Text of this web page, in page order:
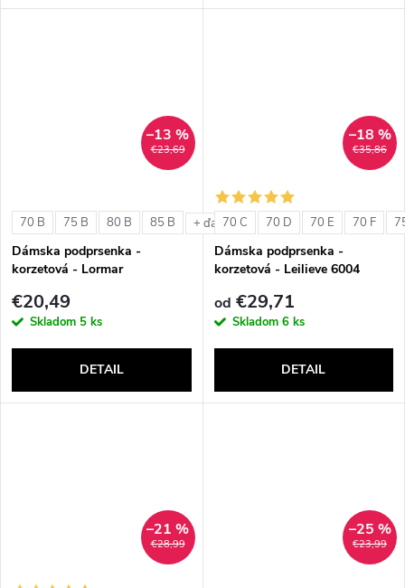
€23,69
–13 %
70 B 75 B 80 B 85 B + ďalšie
Dámska podprsenka -
korzetová - Lormar
€20,49
Skladom 5 ks
DETAIL
€35,86
–18 %
70 C 70 D 70 E 70 F
Dámska podprsenka -
korzetová - Leilieve 6004
od €29,71
Skladom 6 ks
DETAIL
€28,99
–21 %
€23,99
–25 %